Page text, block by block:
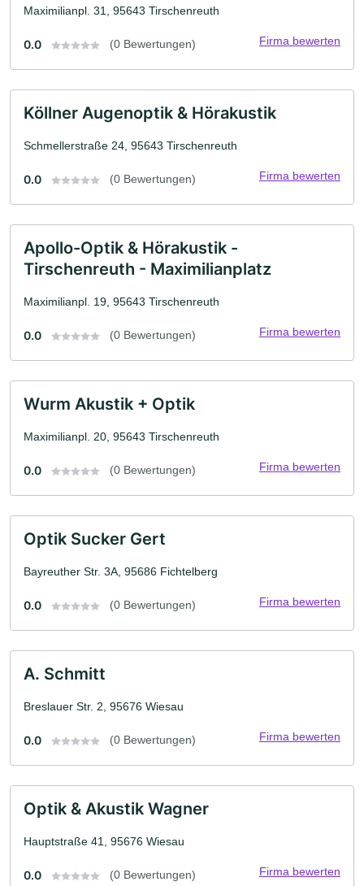
Maximilianpl. 31, 95643 Tirschenreuth
0.0 (0 Bewertungen) Firma bewerten
Köllner Augenoptik & Hörakustik
Schmellerstraße 24, 95643 Tirschenreuth
0.0 (0 Bewertungen) Firma bewerten
Apollo-Optik & Hörakustik -
Tirschenreuth - Maximilianplatz
Maximilianpl. 19, 95643 Tirschenreuth
0.0 (0 Bewertungen) Firma bewerten
Wurm Akustik + Optik
Maximilianpl. 20, 95643 Tirschenreuth
0.0 (0 Bewertungen) Firma bewerten
Optik Sucker Gert
Bayreuther Str. 3A, 95686 Fichtelberg
0.0 (0 Bewertungen) Firma bewerten
A. Schmitt
Breslauer Str. 2, 95676 Wiesau
0.0 (0 Bewertungen) Firma bewerten
Optik & Akustik Wagner
Hauptstraße 41, 95676 Wiesau
0.0 (0 Bewertungen) Firma bewerten